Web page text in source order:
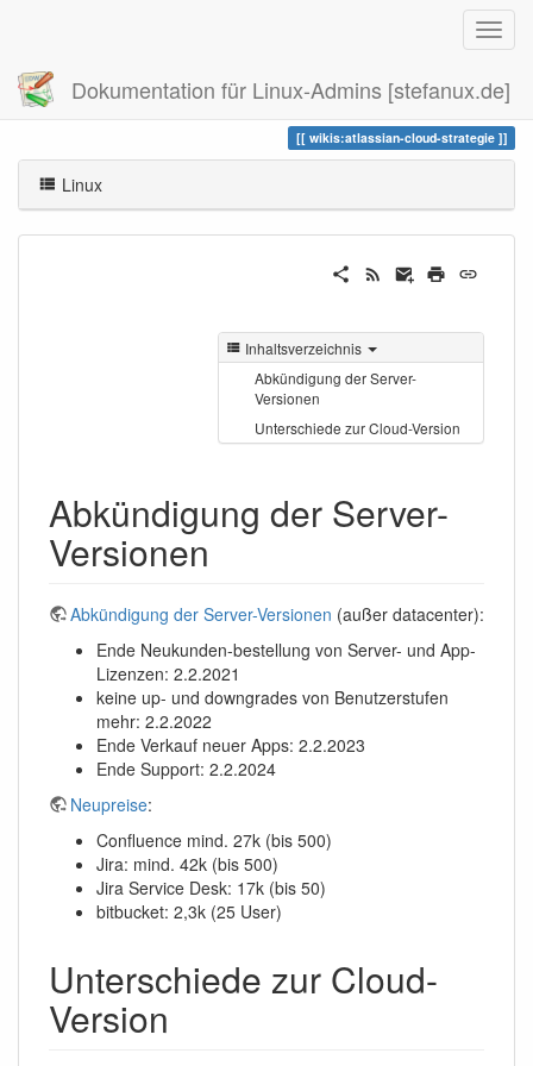
Dokumentation für Linux-Admins [stefanux.de]
Zuletzt angesehen atlassian-cloud-strategie
wikis:atlassian-cloud-strategie
Linux
Inhaltsverzeichnis
Abkündigung der Server-
Versionen
Unterschiede zur Cloud-Version
Abkündigung der Server-
Versionen
Abkündigung der Server-Versionen (außer datacenter):
Ende Neukunden-bestellung von Server- und App-
Lizenzen: 2.2.2021
keine up- und downgrades von Benutzerstufen
mehr: 2.2.2022
Ende Verkauf neuer Apps: 2.2.2023
Ende Support: 2.2.2024
Neupreise:
Confluence mind. 27k (bis 500)
Jira: mind. 42k (bis 500)
Jira Service Desk: 17k (bis 50)
bitbucket: 2,3k (25 User)
Unterschiede zur Cloud-
Version